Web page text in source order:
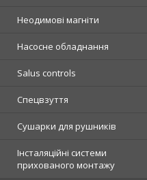
Неодимові магніти
Насосне обладнання
Salus controls
Спецвзуття
Сушарки для рушників
Інсталяційні системи
прихованого монтажу